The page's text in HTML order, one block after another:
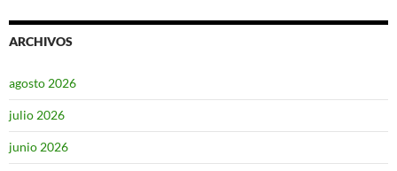
ARCHIVOS
agosto 2026
julio 2026
junio 2026